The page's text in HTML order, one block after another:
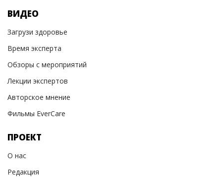
ВИДЕО
Загрузи здоровье
Время эксперта
Обзоры с мероприятий
Лекции экспертов
Авторское мнение
Фильмы EverCare
ПРОЕКТ
О нас
Редакция